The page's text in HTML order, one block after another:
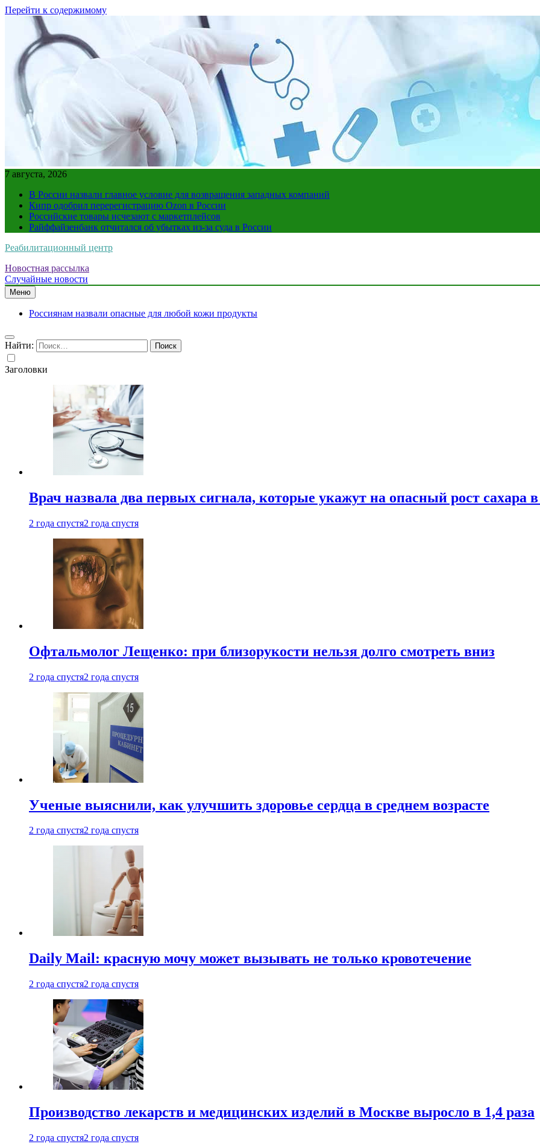
Перейти к содержимому
7 августа, 2026
В России назвали главное условие для возвращения западных компаний
Кипр одобрил перерегистрацию Ozon в России
Российские товары исчезают с маркетплейсов
Райффайзенбанк отчитался об убытках из-за суда в России
Реабилитационный центр
Новостная рассылка
Случайные новости
Меню
Россиянам назвали опасные для любой кожи продукты
Найти:
Заголовки
Врач назвала два первых сигнала, которые укажут на опасный рост сахара
2 года спустя2 года спустя
Офтальмолог Лещенко: при близорукости нельзя долго смотреть вниз
2 года спустя2 года спустя
Ученые выяснили, как улучшить здоровье сердца в среднем возрасте
2 года спустя2 года спустя
Daily Mail: красную мочу может вызывать не только кровотечение
2 года спустя2 года спустя
Производство лекарств и медицинских изделий в Москве выросло в 1,4 раза
2 года спустя2 года спустя